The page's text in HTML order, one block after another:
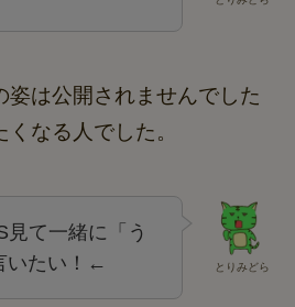
姿は公開されませんでした
なる人でした。
とりみどら
て一緒に「う
いたい！←